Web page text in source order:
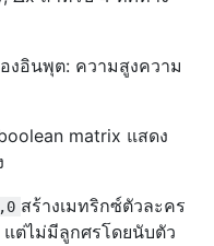
งอินพุต: ความสูงความ
matrix แสดง
สร้างเมทริกซ์ตัวละคร
ต่ไม่มีลูกศรโดยนับตัว